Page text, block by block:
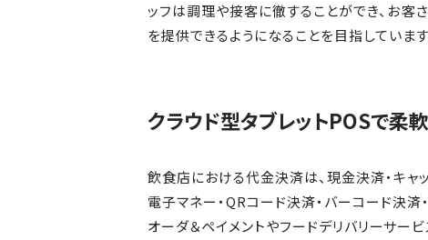
ッフは調理や接客に徹することができ、お客
を提供できるようになることを目指しています
クラウド型タブレットPOSで柔
飲食店における代金決済は、現金決済・キャ
電子マネー・QRコード決済・バーコード決済
オーダ＆ペイメントやフードデリバリーサー